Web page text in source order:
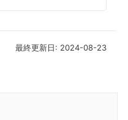
最終更新日: 2024-08-23